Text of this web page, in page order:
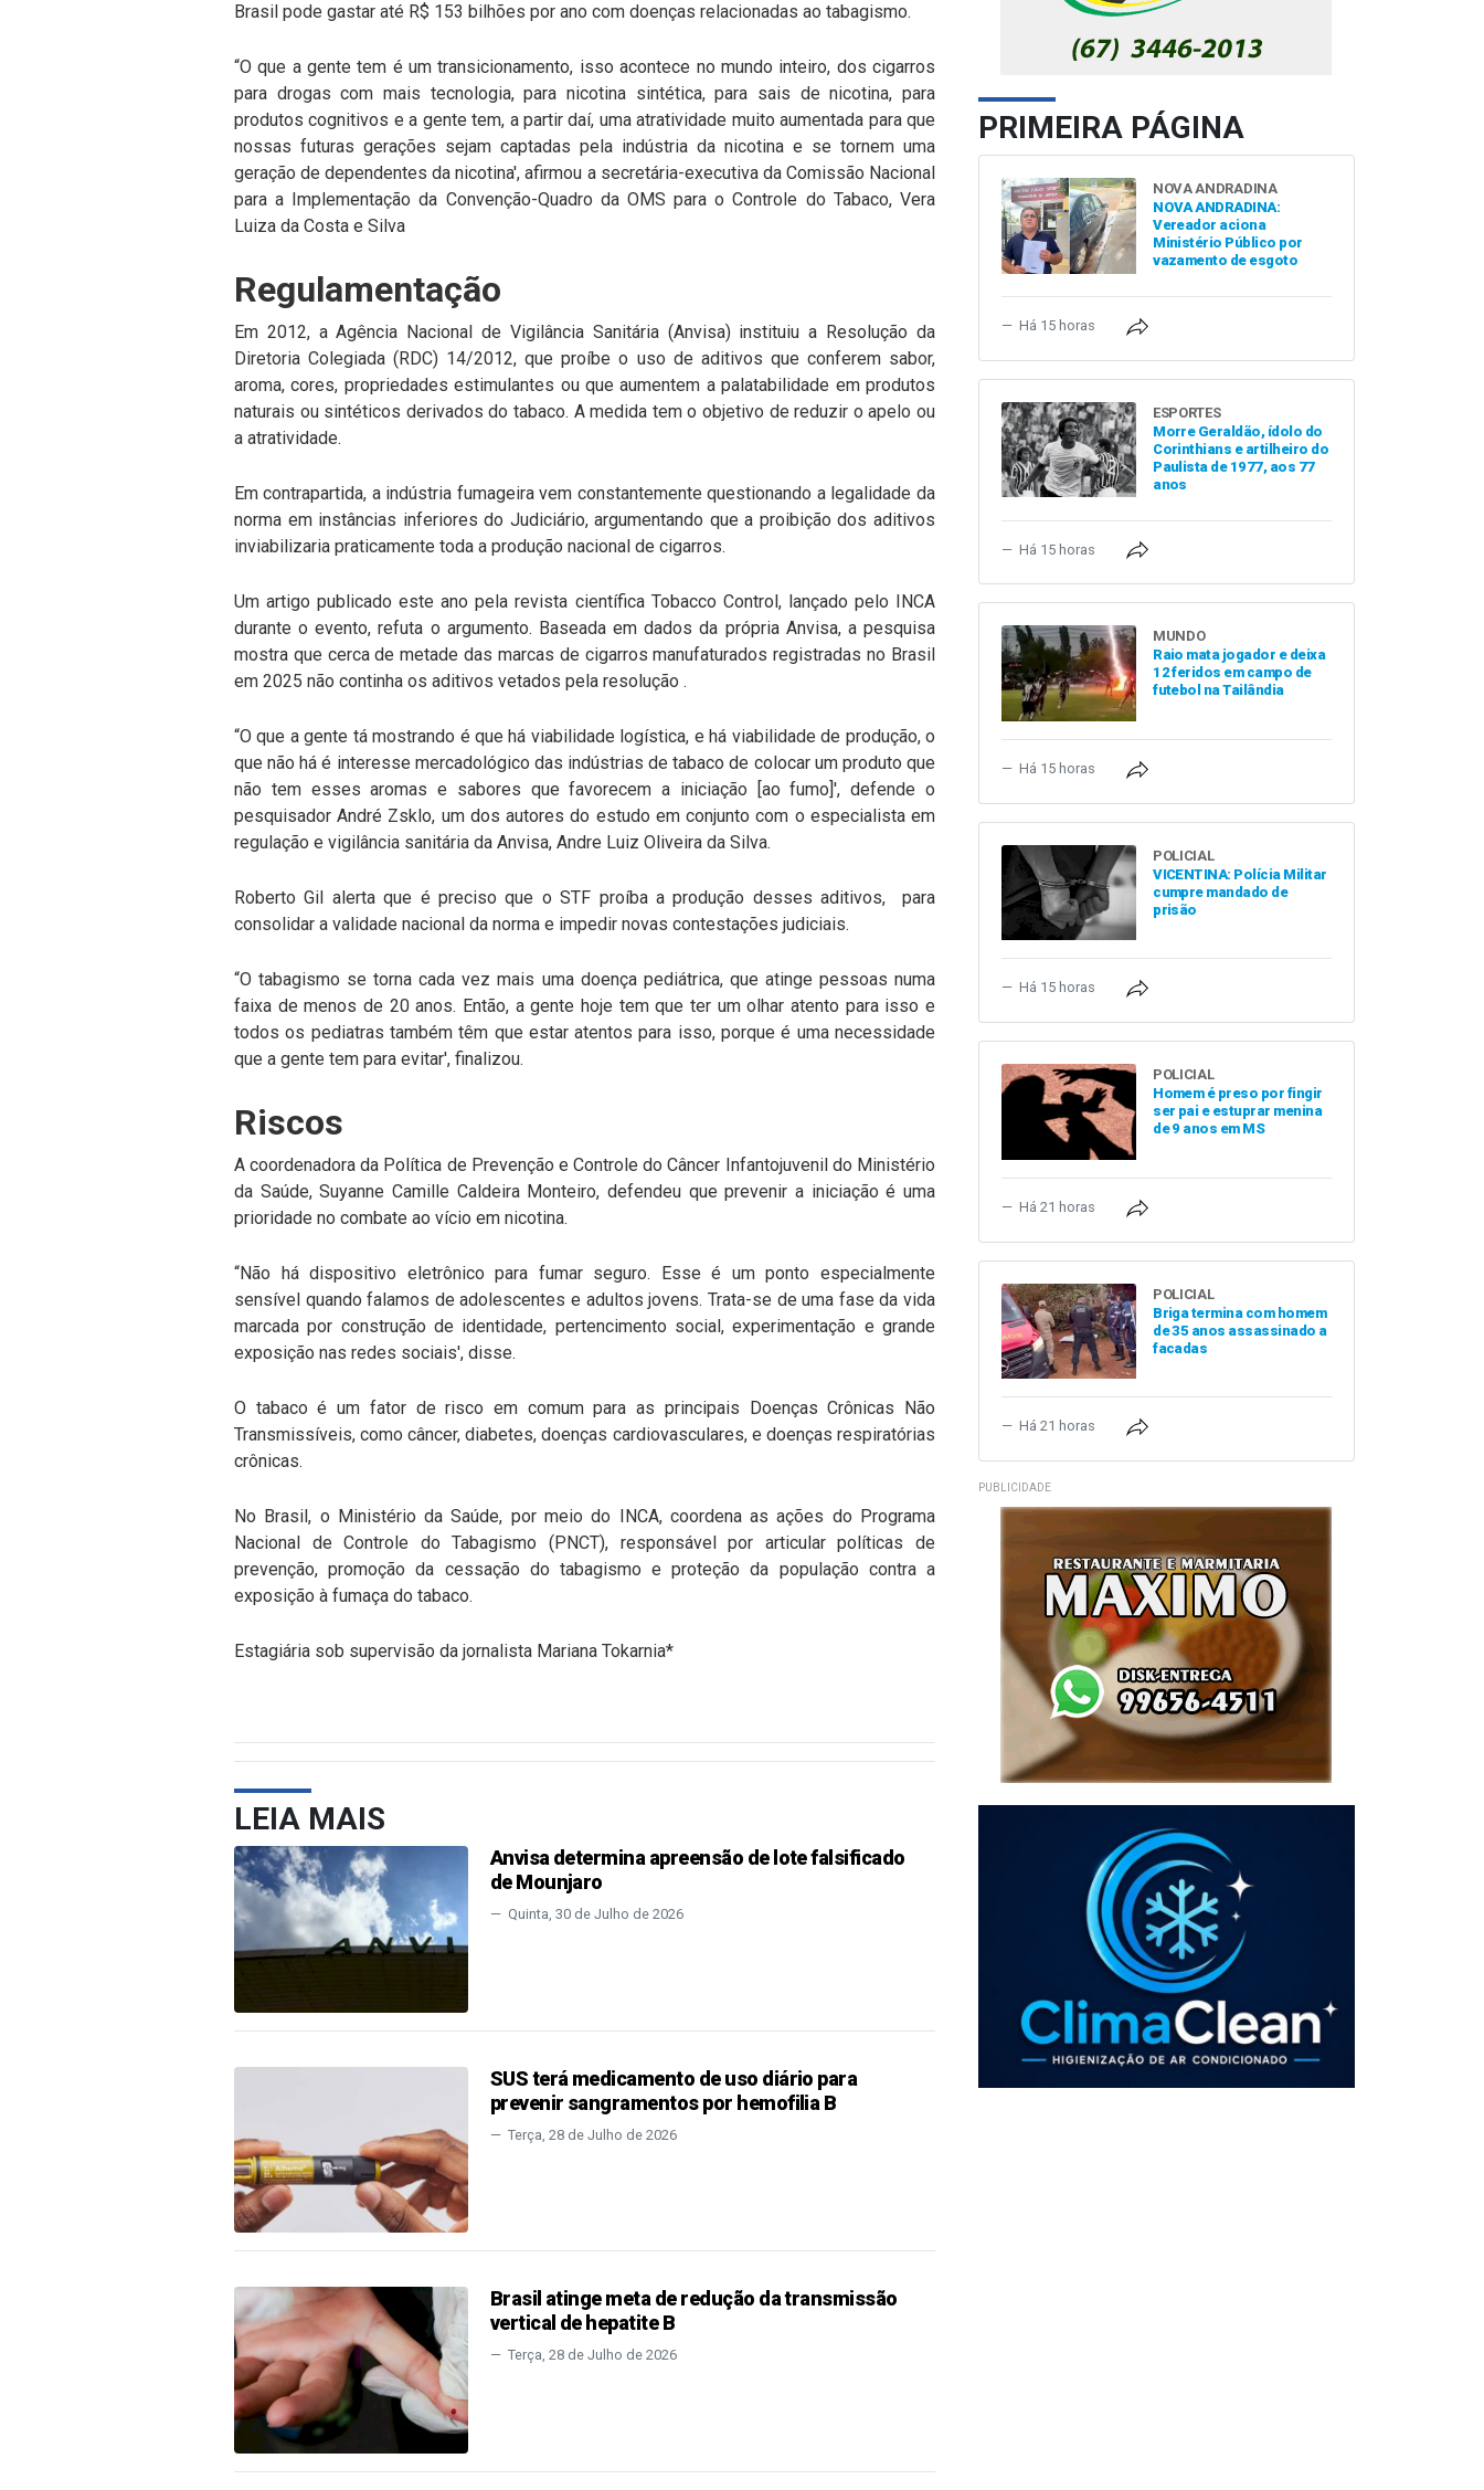
Brasil pode gastar até R$ 153 bilhões por ano com doenças relacionadas ao tabagismo.
“O que a gente tem é um transicionamento, isso acontece no mundo inteiro, dos cigarros
para drogas com mais tecnologia, para nicotina sintética, para sais de nicotina, para
produtos cognitivos e a gente tem, a partir daí, uma atratividade muito aumentada para que
nossas futuras gerações sejam captadas pela indústria da nicotina e se tornem uma
geração de dependentes da nicotina', afirmou a secretária-executiva da Comissão Nacional
para a Implementação da Convenção-Quadro da OMS para o Controle do Tabaco, Vera
Luiza da Costa e Silva
Regulamentação
Em 2012, a Agência Nacional de Vigilância Sanitária (Anvisa) instituiu a Resolução da
Diretoria Colegiada (RDC) 14/2012, que proíbe o uso de aditivos que conferem sabor,
aroma, cores, propriedades estimulantes ou que aumentem a palatabilidade em produtos
naturais ou sintéticos derivados do tabaco. A medida tem o objetivo de reduzir o apelo ou
a atratividade.
Em contrapartida, a indústria fumageira vem constantemente questionando a legalidade da
norma em instâncias inferiores do Judiciário, argumentando que a proibição dos aditivos
inviabilizaria praticamente toda a produção nacional de cigarros.
Um artigo publicado este ano pela revista científica Tobacco Control, lançado pelo INCA
durante o evento, refuta o argumento. Baseada em dados da própria Anvisa, a pesquisa
mostra que cerca de metade das marcas de cigarros manufaturados registradas no Brasil
em 2025 não continha os aditivos vetados pela resolução .
“O que a gente tá mostrando é que há viabilidade logística, e há viabilidade de produção, o
que não há é interesse mercadológico das indústrias de tabaco de colocar um produto que
não tem esses aromas e sabores que favorecem a iniciação [ao fumo]', defende o
pesquisador André Zsklo, um dos autores do estudo em conjunto com o especialista em
regulação e vigilância sanitária da Anvisa, Andre Luiz Oliveira da Silva.
Roberto Gil alerta que é preciso que o STF proíba a produção desses aditivos, para
consolidar a validade nacional da norma e impedir novas contestações judiciais.
“O tabagismo se torna cada vez mais uma doença pediátrica, que atinge pessoas numa
faixa de menos de 20 anos. Então, a gente hoje tem que ter um olhar atento para isso e
todos os pediatras também têm que estar atentos para isso, porque é uma necessidade
que a gente tem para evitar', finalizou.
Riscos
A coordenadora da Política de Prevenção e Controle do Câncer Infantojuvenil do Ministério
da Saúde, Suyanne Camille Caldeira Monteiro, defendeu que prevenir a iniciação é uma
prioridade no combate ao vício em nicotina.
“Não há dispositivo eletrônico para fumar seguro. Esse é um ponto especialmente
sensível quando falamos de adolescentes e adultos jovens. Trata-se de uma fase da vida
marcada por construção de identidade, pertencimento social, experimentação e grande
exposição nas redes sociais', disse.
O tabaco é um fator de risco em comum para as principais Doenças Crônicas Não
Transmissíveis, como câncer, diabetes, doenças cardiovasculares, e doenças respiratórias
crônicas.
No Brasil, o Ministério da Saúde, por meio do INCA, coordena as ações do Programa
Nacional de Controle do Tabagismo (PNCT), responsável por articular políticas de
prevenção, promoção da cessação do tabagismo e proteção da população contra a
exposição à fumaça do tabaco.
Estagiária sob supervisão da jornalista Mariana Tokarnia*
LEIA MAIS
Anvisa determina apreensão de lote falsificado
de Mounjaro
Quinta, 30 de Julho de 2026
SUS terá medicamento de uso diário para
prevenir sangramentos por hemofilia B
Terça, 28 de Julho de 2026
Brasil atinge meta de redução da transmissão
vertical de hepatite B
Terça, 28 de Julho de 2026
PRIMEIRA PÁGINA
NOVA ANDRADINA
NOVA ANDRADINA:
Vereador aciona
Ministério Público por
vazamento de esgoto
Há 15 horas
ESPORTES
Morre Geraldão, ídolo do
Corinthians e artilheiro do
Paulista de 1977, aos 77
anos
Há 15 horas
MUNDO
Raio mata jogador e deixa
12 feridos em campo de
futebol na Tailândia
Há 15 horas
POLICIAL
VICENTINA: Polícia Militar
cumpre mandado de
prisão
Há 15 horas
POLICIAL
Homem é preso por fingir
ser pai e estuprar menina
de 9 anos em MS
Há 21 horas
POLICIAL
Briga termina com homem
de 35 anos assassinado a
facadas
Há 21 horas
PUBLICIDADE